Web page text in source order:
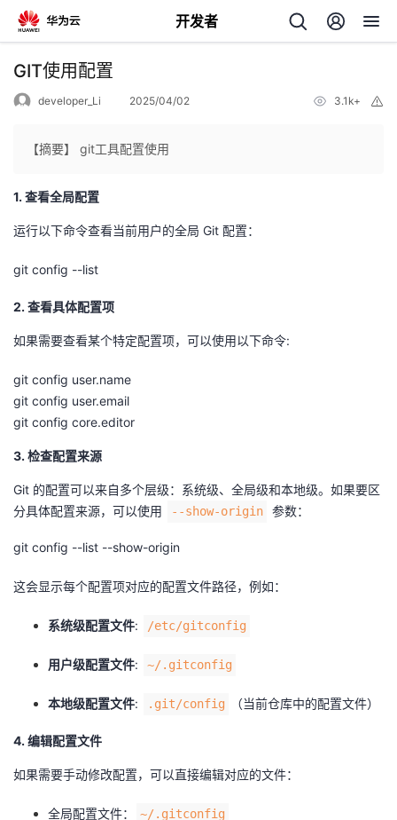
开发者
返
主
页
的
开
发
者
的
博
我
的
我
动
关
注
的
开
我
的
我
GIT使用配置
developer_Li 2025/04/02 3.1k+
【摘要】 git工具配置使用
1. 查看全局配置
运行以下命令查看当前用户的全局 Git 配置：
git config --list
2. 查看具体配置项
如果需要查看某个特定配置项，可以使用以下命令:
git config user.name
git config user.email
git config core.editor
3. 检查配置来源
Git 的配置可以来自多个层级：系统级、全局级和本地级。如果要区
分具体配置来源，可以使用
--show-origin 参数：
git config --list --show-origin
这会显示每个配置项对应的配置文件路径，例如：
系统级配置文件: /etc/gitconfig
用户级配置文件: ~/.gitconfig
本地级配置文件: .git/config （当前仓库中的配置文件）
4. 编辑配置文件
如果需要手动修改配置，可以直接编辑对应的文件：
全局配置文件： ~/.gitconfig